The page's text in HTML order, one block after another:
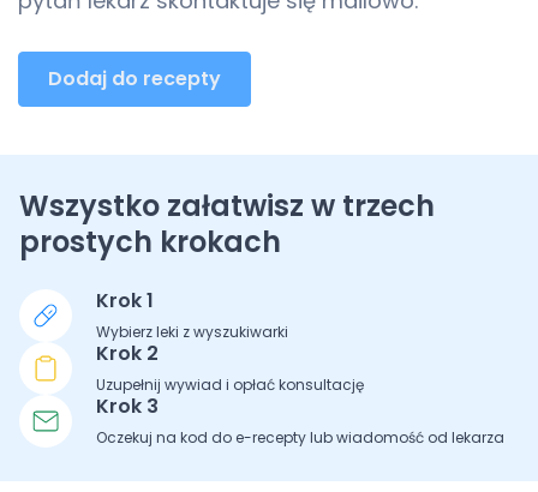
Dodaj do recepty
Wszystko załatwisz w trzech
prostych krokach
Krok 1
Wybierz leki z wyszukiwarki
Krok 2
Uzupełnij wywiad i opłać konsultację
Krok 3
Oczekuj na kod do e-recepty lub wiadomość od lekarza